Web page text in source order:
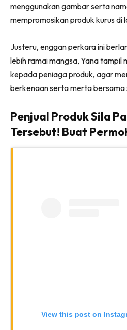
menggunakan gambar serta
mempromosikan produk kurus di
Justeru, enggan perkara ini
lebih ramai mangsa, Yana tampil
kepada peniaga produk, agar
berkenaan serta merta bersama
Penjual Produk Sila
Tersebut! Buat
View this post on